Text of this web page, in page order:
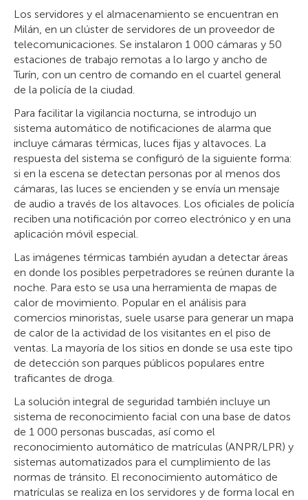
Los servidores y el almacenamiento se encuentran en
Milán, en un clúster de servidores de un proveedor de
telecomunicaciones. Se instalaron 1 000 cámaras y 50
estaciones de trabajo remotas a lo largo y ancho de
Turín, con un centro de comando en el cuartel general
de la policía de la ciudad.
Para facilitar la vigilancia nocturna, se introdujo un
sistema automático de notificaciones de alarma que
incluye cámaras térmicas, luces fijas y altavoces. La
respuesta del sistema se configuró de la siguiente forma:
si en la escena se detectan personas por al menos dos
cámaras, las luces se encienden y se envía un mensaje
de audio a través de los altavoces. Los oficiales de policía
reciben una notificación por correo electrónico y en una
aplicación móvil especial.
Las imágenes térmicas también ayudan a detectar áreas
en donde los posibles perpetradores se reúnen durante la
noche. Para esto se usa una herramienta de mapas de
calor de movimiento. Popular en el análisis para
comercios minoristas, suele usarse para generar un mapa
de calor de la actividad de los visitantes en el piso de
ventas. La mayoría de los sitios en donde se usa este tipo
de detección son parques públicos populares entre
traficantes de droga.
La solución integral de seguridad también incluye un
sistema de reconocimiento facial con una base de datos
de 1 000 personas buscadas, así como el
reconocimiento automático de matrículas (ANPR/LPR) y
sistemas automatizados para el cumplimiento de las
normas de tránsito. El reconocimiento automático de
matrículas se realiza en los servidores y de forma local en